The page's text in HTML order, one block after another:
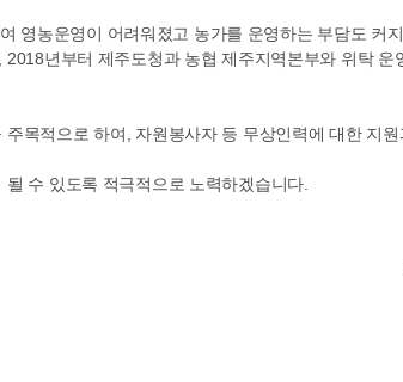
영농운영이 어려워졌고 농가를 운영하는 부담도 커
년부터 제주도청과 농협 제주지역본부와 위탁 운
목적으로 하여, 자원봉사자 등 무상인력에 대한 지
수 있도록 적극적으로 노력하겠습니다.